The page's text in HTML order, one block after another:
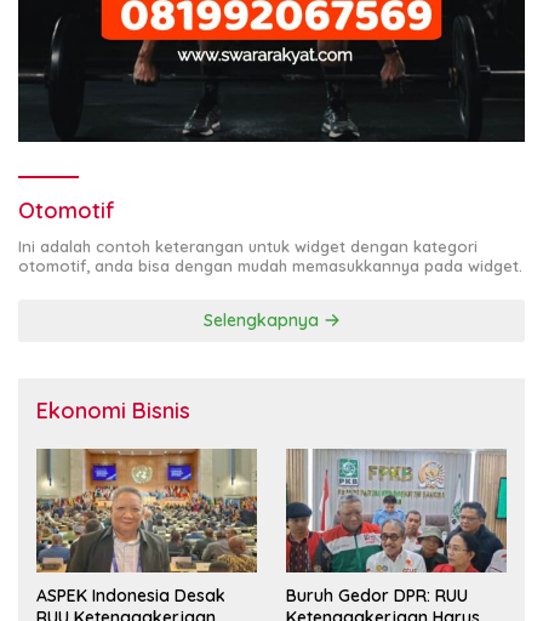
Otomotif
Ini adalah contoh keterangan untuk widget dengan kategori
otomotif, anda bisa dengan mudah memasukkannya pada widget.
Selengkapnya
Ekonomi Bisnis
ASPEK Indonesia Desak
Buruh Gedor DPR: RUU